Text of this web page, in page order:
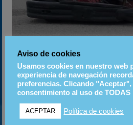
Todo y ser un mal fin de
Final A:
Si en las otras finales hubo un
esta no sería menos. Axel
Aviso de cookies
Usamos cookies en nuestro web
experiencia de navegación
preferencias. Clicando "Aceptar",
consentimiento al uso de TODAS
ACEPTAR Política de cookies